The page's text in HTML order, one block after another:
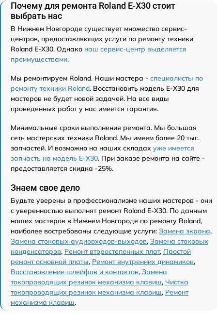
Почему для ремонта Roland E-X30 стоит
выбрать нас
В Нижнем Новгороде существует множество сервис-
центров, предоставляющих услуги по ремонту техники
Roland E-X30. Однако наш сервис-центр выделяется
преимуществами.
Мы ремонтируем Roland. Наши мастера - специалисты по
ремонту техники Roland. Восстановить модель E-X30 для
мастеров не будет новой задачей. На все виды
проведенных работ у нас имеется гарантия.
Минимальные сроки выполнения ремонта. Мы большая
сеть мастерских техники Roland. Мы имеем более 20 тыс.
запчастей. И возможно на наших складах уже имеется
запчасть на модель E-X30. При заказе ремонта на сайте -
предоставляется скидка -25%.
Знаем свое дело
Будьте уверены в профессионализме наших мастеров - они
с уверенностью выполнят ремонт Roland E-X30. По данным
наших мастеров в Нижнем Новгороде по ремонту Roland,
наиболее востребованы следующие услуги: Замена экрана,
Замена стоковых аудиовходов-выходов, Замена стоковых
конденсаторов, Ремонт второстепенных плат, Простой
ремонт основной платы, Ремонт внутренних динамиков,
Восстановление шлейфов и контактов, Замена
токопроводящих резинок механизма клавиш, Чистка
токопроводящих резинок механизма клавиш, Ремонт
механизма клавиш.